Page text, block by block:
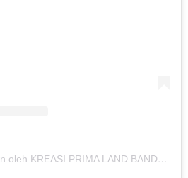
Sebuah kiriman dibagikan oleh KREASI PRIMA LAND BANDUNG (@kreasiland.bandung)